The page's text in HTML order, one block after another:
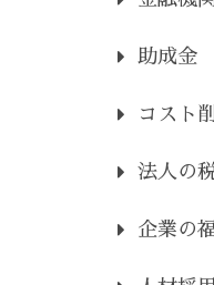
助成金
コスト
法人の
企業の